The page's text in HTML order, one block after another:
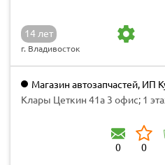
14 лет
г. Владивосток
Магазин автозапчастей, ИП
Клары Цеткин 41а 3 офис; 1
0 0